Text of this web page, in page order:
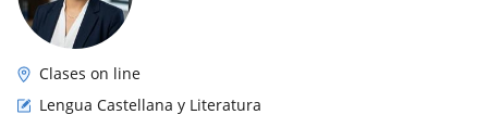
Clases on line
Lengua Castellana y Literatura